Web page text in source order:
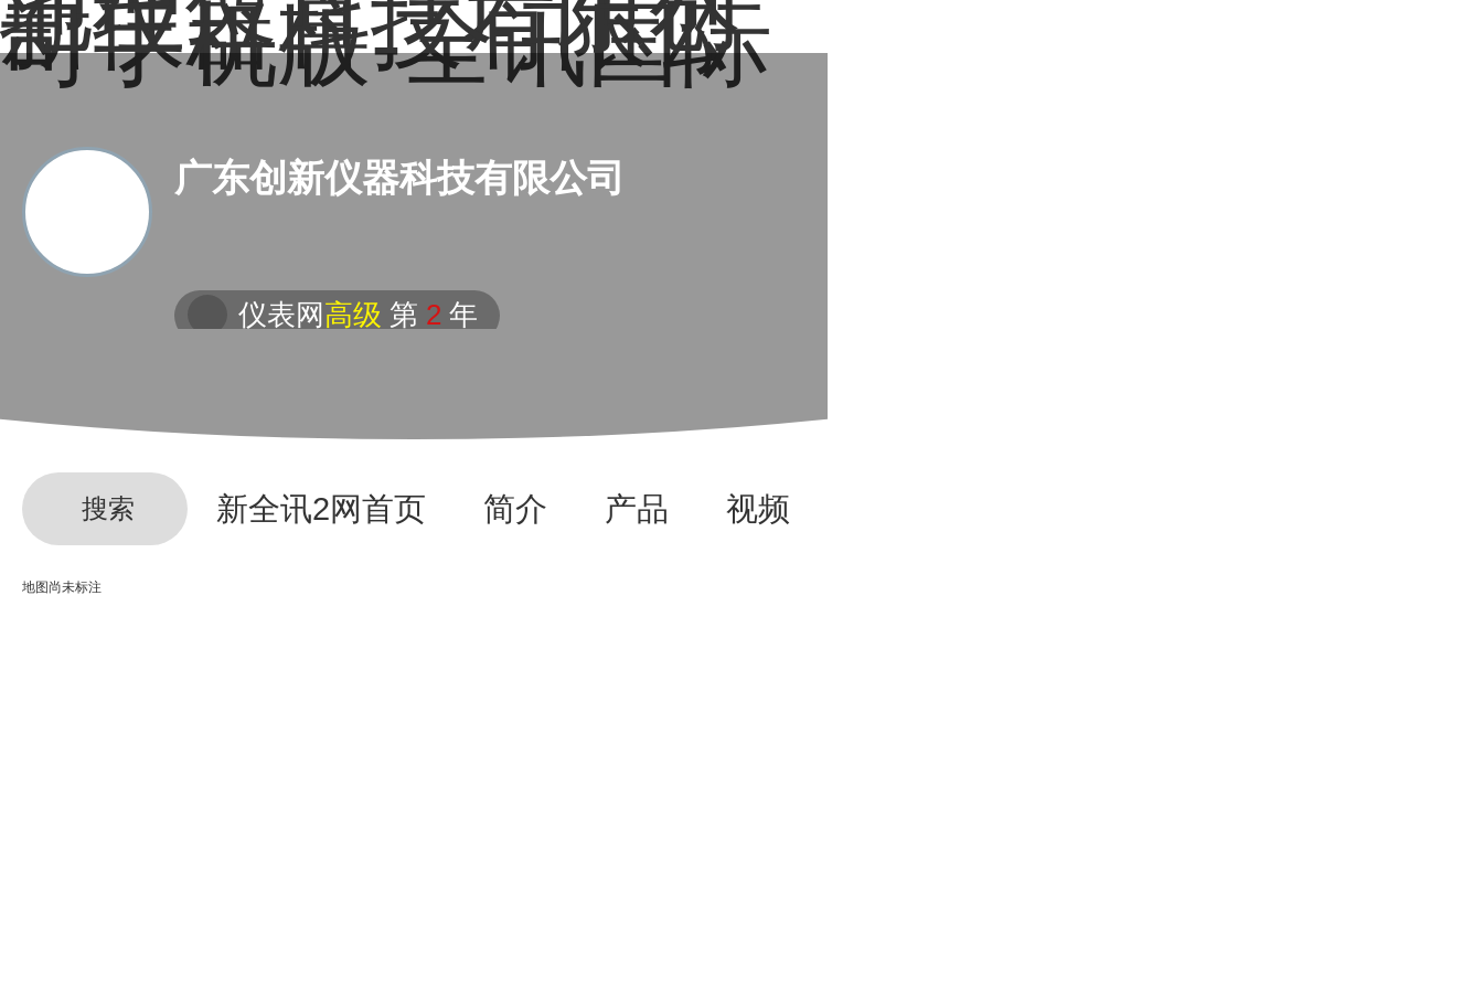
新仪器科技有限公
司手机版-全讯国际
广东创新仪器科技有限公司
仪表网高级 第 2 年
搜索 新全讯2网首页 简介 产品 视频
地图尚未标注